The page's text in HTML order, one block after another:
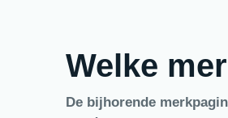
Welke
De bijhorende